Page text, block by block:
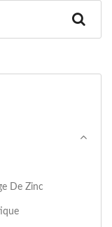
De Zinc